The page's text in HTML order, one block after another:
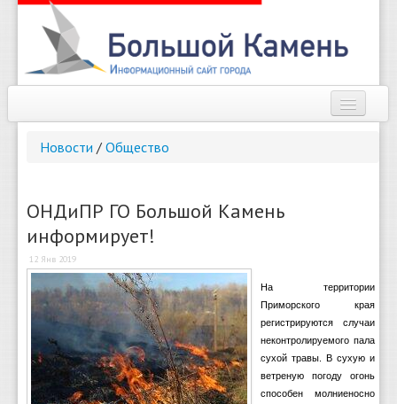
Новости
Справочник
Погода
О сайте
Найти
Новости / Общество
ОНДиПР ГО Большой Камень
информирует!
12 Янв 2019
На территории
Приморского края
регистрируются случаи
неконтролируемого пала
сухой травы. В сухую и
ветреную погоду огонь
способен молниеносно